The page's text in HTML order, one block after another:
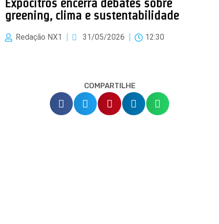
Expocitros encerra debates sobre
greening, clima e sustentabilidade
Redação NX1 31/05/2026 12:30
COMPARTILHE